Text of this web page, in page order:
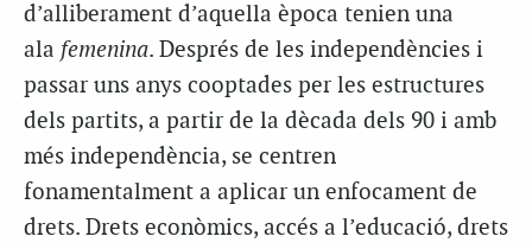
d’alliberament d’aquella època tenien una
ala femenina. Després de les independències i
passar uns anys cooptades per les estructures
dels partits, a partir de la dècada dels 90 i amb
més independència, se centren
fonamentalment a aplicar un enfocament de
drets. Drets econòmics, accés a l’educació, drets